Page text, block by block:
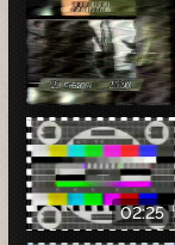
02:25